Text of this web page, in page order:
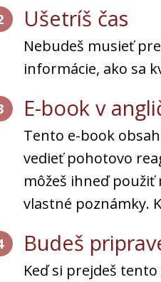
Ušetríš čas
Nebudeš musieť
informácie, ako sa
E-book v
Tento e-book
vedieť pohotovo
môžeš ihneď
vlastné poznámky.
Budeš
Keď si prejdeš